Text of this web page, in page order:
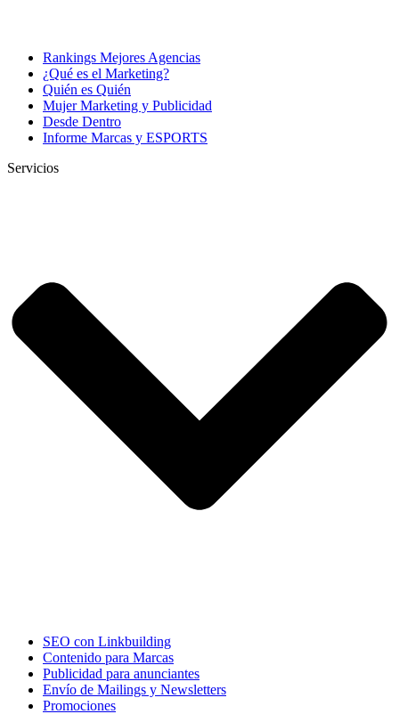
Rankings Mejores Agencias
¿Qué es el Marketing?
Quién es Quién
Mujer Marketing y Publicidad
Desde Dentro
Informe Marcas y ESPORTS
Servicios
SEO con Linkbuilding
Contenido para Marcas
Publicidad para anunciantes
Envío de Mailings y Newsletters
Promociones